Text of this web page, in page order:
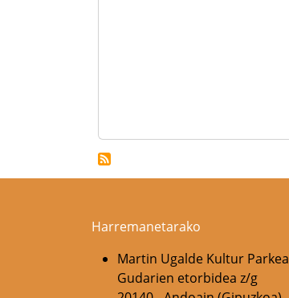
Harremanetarako
Martin Ugalde Kultur Parkea
Gudarien etorbidea z/g